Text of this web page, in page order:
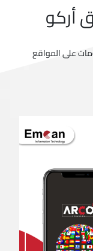
أركو
على المواقع